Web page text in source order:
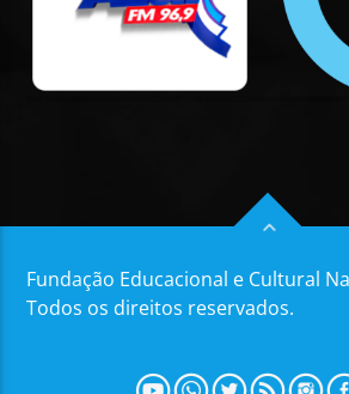
Fundação Educacional e Cultural
Todos os direitos reservados.